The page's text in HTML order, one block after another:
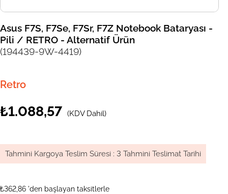
Asus F7S, F7Se, F7Sr, F7Z Notebook Bataryası -
Pili / RETRO - Alternatif Ürün
(194439-9W-4419)
Retro
₺1.088,57 (KDV Dahil)
Tahmini Kargoya Teslim Süresi : 3 Tahmini Teslimat Tarihi
₺362,86 'den başlayan taksitlerle